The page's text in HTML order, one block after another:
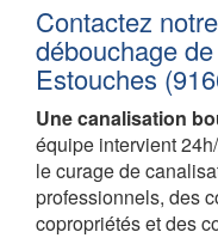
Contactez
débouchage
Estouches
Une canalisation
équipe intervient
le curage de
professionnels, des
copropriétés et des